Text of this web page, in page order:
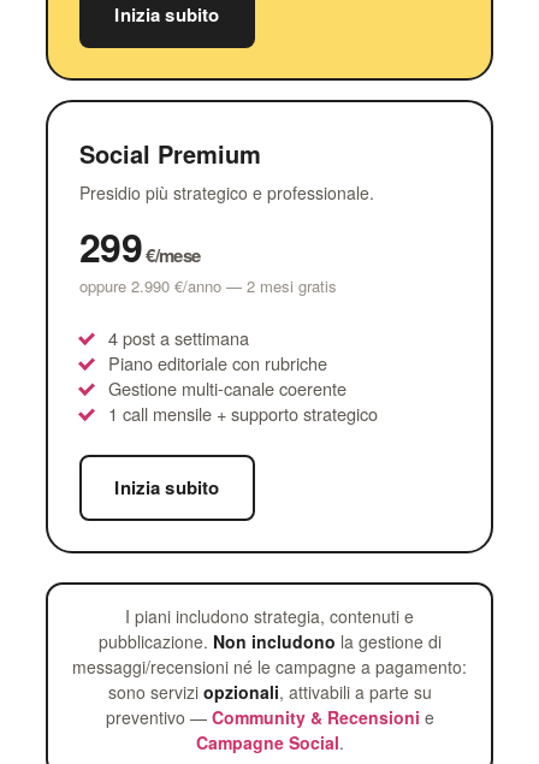
Inizia subito
Social Premium
Presidio più strategico e professionale.
299€/mese
oppure 2.990 €/anno — 2 mesi gratis
4 post a settimana
Piano editoriale con rubriche
Gestione multi-canale coerente
1 call mensile + supporto strategico
Inizia subito
I piani includono strategia, contenuti e
pubblicazione. Non includono la gestione di
messaggi/recensioni né le campagne a pagamento:
sono servizi opzionali, attivabili a parte su
preventivo — Community & Recensioni e
Campagne Social.